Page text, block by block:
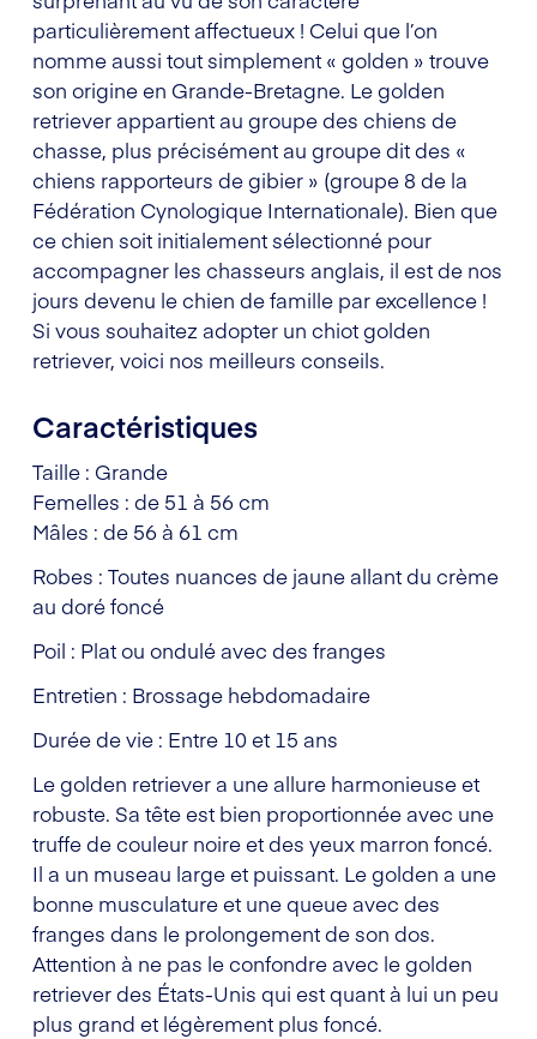
particulièrement affectueux ! Celui que l’on
nomme aussi tout simplement « golden » trouve
son origine en Grande-Bretagne. Le golden
retriever appartient au groupe des chiens de
chasse, plus précisément au groupe dit des «
chiens rapporteurs de gibier » (groupe 8 de la
Fédération Cynologique Internationale). Bien que
ce chien soit initialement sélectionné pour
accompagner les chasseurs anglais, il est de nos
jours devenu le chien de famille par excellence !
Si vous souhaitez adopter un chiot golden
retriever, voici nos meilleurs conseils.
Caractéristiques
Taille : Grande
Femelles : de 51 à 56 cm
Mâles : de 56 à 61 cm
Robes : Toutes nuances de jaune allant du crème
au doré foncé
Poil : Plat ou ondulé avec des franges
Entretien : Brossage hebdomadaire
Durée de vie : Entre 10 et 15 ans
Le golden retriever a une allure harmonieuse et
robuste. Sa tête est bien proportionnée avec une
truffe de couleur noire et des yeux marron foncé.
Il a un museau large et puissant. Le golden a une
bonne musculature et une queue avec des
franges dans le prolongement de son dos.
Attention à ne pas le confondre avec le golden
retriever des États-Unis qui est quant à lui un peu
plus grand et légèrement plus foncé.